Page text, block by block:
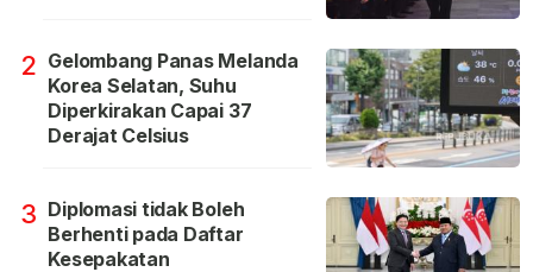
2 Gelombang Panas Melanda
Korea Selatan, Suhu
Diperkirakan Capai 37
Derajat Celsius
3 Diplomasi tidak Boleh
Berhenti pada Daftar
Kesepakatan